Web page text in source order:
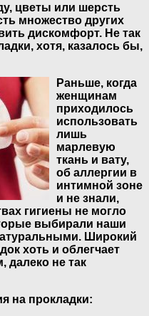
цветы или шерсть
множество других
дискомфорт. Не так
хотя, казалось бы,
Раньше, когда
женщинам
приходилось
использовать
лишь
марлевую
ткань и вату,
об аллергии в
интимной зоне
и не знали,
гигиены не могло
выбирали наши
Широкий
хоть и облегчает
не так
на прокладки: